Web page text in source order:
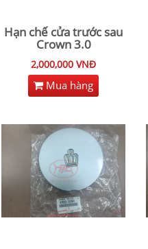
Hạn chế cửa trước sau
Crown 3.0
2,000,000 VNĐ
Mua hàng